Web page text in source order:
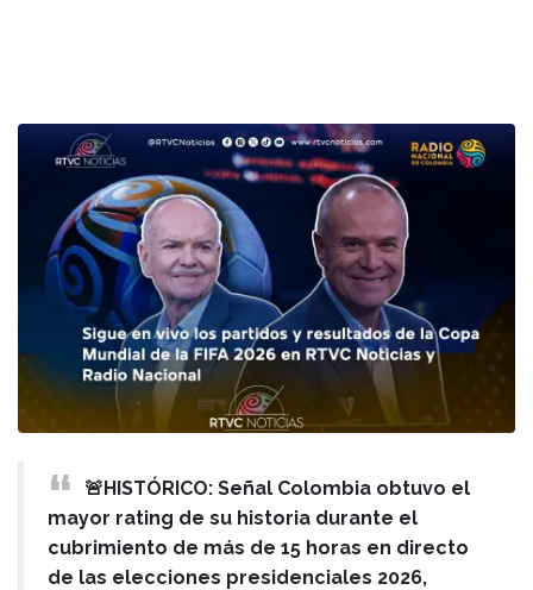
🚨HISTÓRICO: Señal Colombia obtuvo el
mayor rating de su historia durante el
cubrimiento de más de 15 horas en directo
de las elecciones presidenciales 2026,